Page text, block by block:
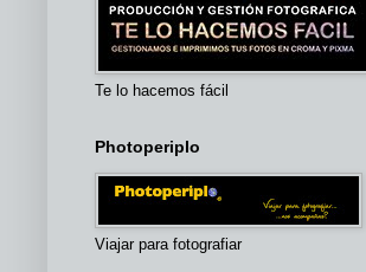
Te lo hacemos fácil
Photoperiplo
Viajar para fotografiar